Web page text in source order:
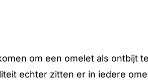
om een omelet als ontbijt
echter zitten er in iedere